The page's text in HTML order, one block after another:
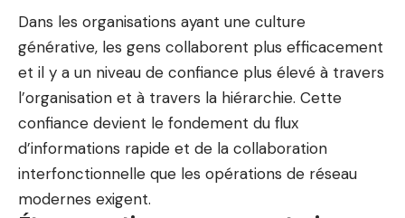
Dans les organisations ayant une culture
générative, les gens collaborent plus efficacement
et il y a un niveau de confiance plus élevé à travers
l’organisation et à travers la hiérarchie. Cette
confiance devient le fondement du flux
d’informations rapide et de la collaboration
interfonctionnelle que les opérations de réseau
modernes exigent.